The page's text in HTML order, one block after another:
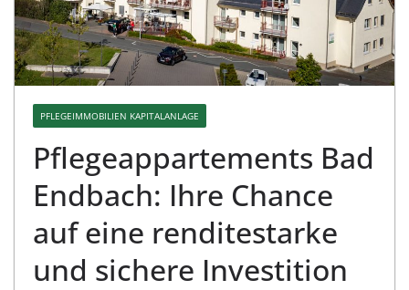
PFLEGEIMMOBILIEN KAPITALANLAGE
Pflegeappartements Bad
Endbach: Ihre Chance
auf eine renditestarke
und sichere Investition